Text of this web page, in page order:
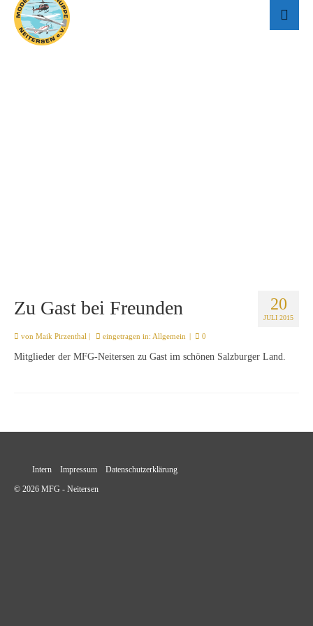
20
JULI 2015
Zu Gast bei Freunden
von Maik Pirzenthal | eingetragen in: Allgemein | 0
Mitglieder der MFG-Neitersen zu Gast im schönen Salzburger Land.
Intern Impressum
Datenschutzerklärung
© 2026 MFG - Neitersen